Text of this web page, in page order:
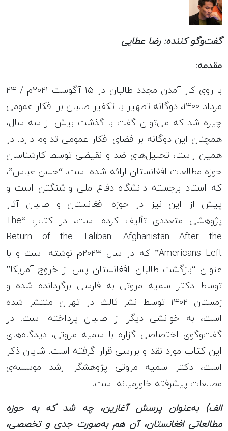
گفت‌وگو کننده: رضا عطایی
مقدمه:
با روی کار آمدن مجدد طالبان در ۱۵ آگوست ۲۰۲۱م / ۲۴
مرداد ۱۴۰۰، دوگانه‌ تطهیر یا تکفیر طالبان بر افکار عمومی
چیره شد که می‌توان گفت با گذشت بیش از سه سال،
همچنان این دوگانه بر فضای افکار عمومی تداوم دارد. در
همین راستا، تحلیل‌های ضد و نقیضی توسط کارشناسان
حوزه مطالعات افغانستان ارائه شده است. “حسن عباس”،
که استاد برجسته دانشگاه دفاع ملی واشنگتن است و
پیش از این نیز در حوزه افغانستان و طالبان آثار
پژوهشی متعددی تألیف کرده است، در کتابِ “The
Return of the Taliban: Afghanistan After the
Americans Left” که در سال ۲۰۲۳م نوشته است و با
عنوان “بازگشت طالبان: افغانستان پس از خروج آمریکا”
توسط دکتر سمیه مروتی به فارسی برگردانده شده و
زمستان ۱۴۰۲ توسط نشر ثالث در تهران منتشر شده
است، به خوانشی دیگر از طالبان پرداخته است. در
گفت‌وگوی اختصاصی گزاره با سمیه مروتی، دیدگاه‌های
این کتاب مورد نقد و بررسی قرار گرفته است. شایان ذکر
است، دکتر سمیه مروتی پژوهشگر ارشد موسسه‌ی
مطالعات پیشرفته خاورمیانه است.
الف) به‌عنوان پرسش آغازین، چه شد که به حوزه
مطالعاتی افغانستان، آن هم به‌صورت جدی و تخصصی،